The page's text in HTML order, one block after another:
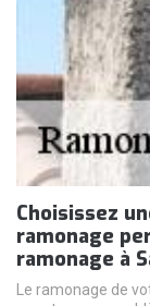
Choisissez
ramonage
ramonage à
Le ramonage de